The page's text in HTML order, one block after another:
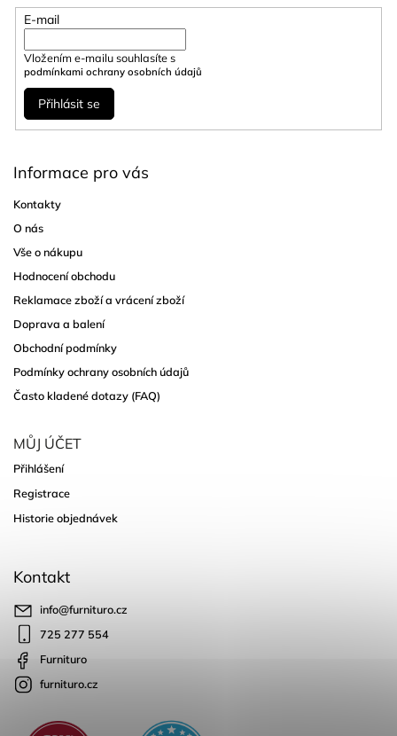
E-mail
Vložením e-mailu souhlasíte s
podmínkami ochrany osobních údajů
Přihlásit se
Informace pro vás
Kontakty
O nás
Vše o nákupu
Hodnocení obchodu
Reklamace zboží a vrácení zboží
Doprava a balení
Obchodní podmínky
Podmínky ochrany osobních údajů
Často kladené dotazy (FAQ)
MŮJ ÚČET
Přihlášení
Registrace
Historie objednávek
Kontakt
info@furnituro.cz
725 277 554
Furnituro
furnituro.cz